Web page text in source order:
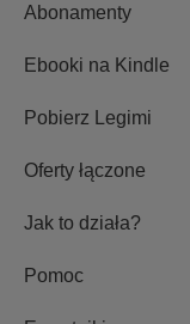
Abonamenty
Ebooki na Kindle
Pobierz Legimi
Oferty łączone
Jak to działa?
Pomoc